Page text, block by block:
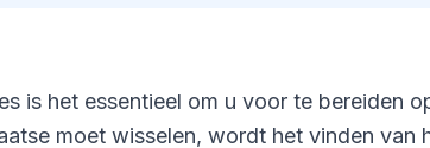
is het essentieel om u voor te bereiden
moet wisselen, wordt het vinden van